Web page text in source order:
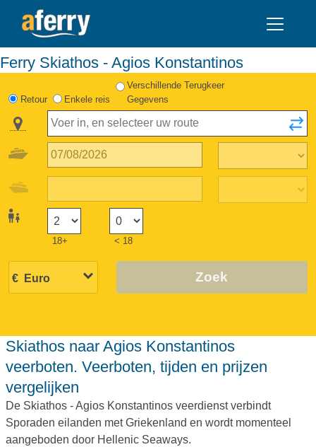
Ferry Skiathos - Agios Konstantinos
Retour Enkele reis
Verschillende Terugkeer
Gegevens
18+ < 18
Zoek
Skiathos naar Agios Konstantinos
veerboten. Veerboten, tijden en prijzen
vergelijken
De Skiathos - Agios Konstantinos veerdienst verbindt
Sporaden eilanden met Griekenland en wordt momenteel
aangeboden door Hellenic Seaways.